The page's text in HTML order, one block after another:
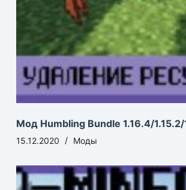
Мод Humbling Bundle 1.16.4/1.15.2/
15.12.2020 Моды